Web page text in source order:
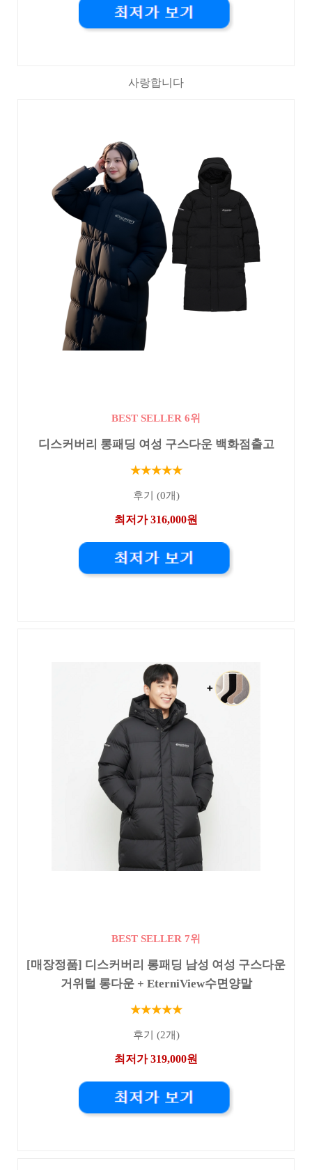
사랑합니다
BEST SELLER 6위
디스커버리 롱패딩 여성 구스다운 백화점출고
★★★★★
후기 (0개)
최저가 316,000원
BEST SELLER 7위
[매장정품] 디스커버리 롱패딩 남성 여성 구스다운
거위털 롱다운 + EterniView수면양말
★★★★★
후기 (2개)
최저가 319,000원